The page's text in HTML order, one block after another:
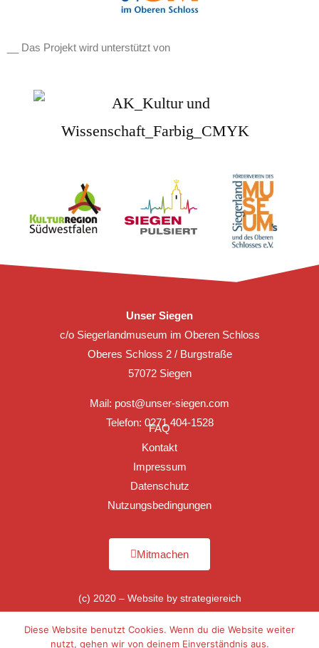
__ Das Projekt wird unterstützt von
Unser Siegen
c/o Siegerlandmuseum im Oberen Schloss
Oberes Schloss 2 / Burgstraße
57072 Siegen
Mail: post@unser-siegen.com
Telefon: 0271 404-1528
FAQ
Kontakt
Impressum
Datenschutz
Nutzungsbedingungen
(c) 2020 – Website by strategiereich
Mitmachen
Diese Website benutzt Cookies. Wenn du die Website weiter
nutzt, gehen wir von deinem Einverständnis aus.